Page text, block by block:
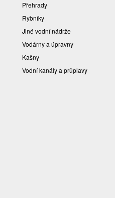
Přehrady
Rybníky
Jiné vodní nádrže
Vodárny a úpravny
Kašny
Vodní kanály a průplavy